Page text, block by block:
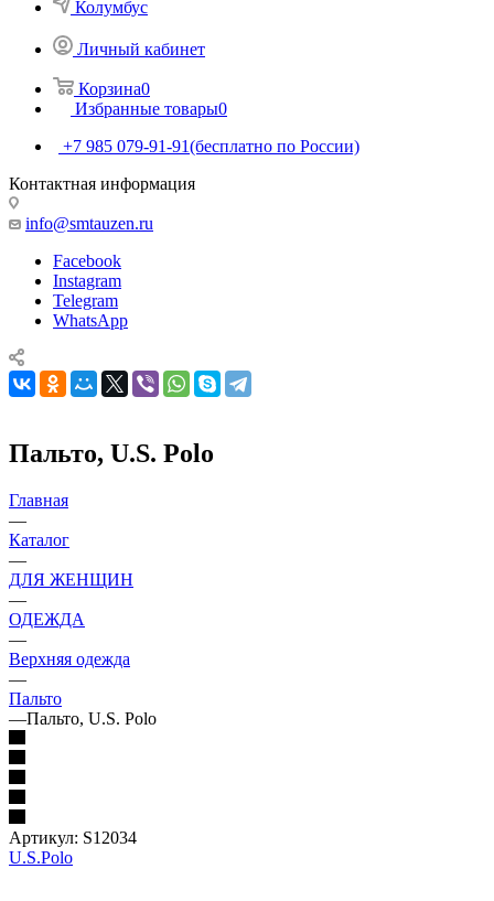
Колумбус
Личный кабинет
Корзина0
Избранные товары0
+7 985 079-91-91(бесплатно по России)
Контактная информация
info@smtauzen.ru
Facebook
Instagram
Telegram
WhatsApp
Пальто, U.S. Polo
Главная
—
Каталог
—
ДЛЯ ЖЕНЩИН
—
ОДЕЖДА
—
Верхняя одежда
—
Пальто
—Пальто, U.S. Polo
Артикул: S12034
U.S.Polo